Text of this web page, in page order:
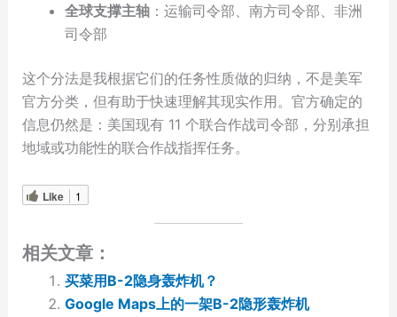
全球支撑主轴：运输司令部、南方司令部、非洲
司令部
这个分法是我根据它们的任务性质做的归纳，不是美军
官方分类，但有助于快速理解其现实作用。官方确定的
信息仍然是：美国现有 11 个联合作战司令部，分别承担
地域或功能性的联合作战指挥任务。
Like 1
相关文章：
买菜用B-2隐身轰炸机？
Google Maps上的一架B-2隐形轰炸机